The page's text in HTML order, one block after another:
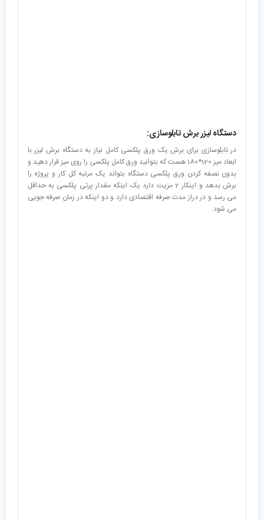
دستگاه لیزر برش تابلوسازی:
در تابلوسازی برای برش یک ورق پلکسی کامل نیاز به دستگاه برش لیزر با
ابعاد میز 120*180 هست که بتوانید ورق کامل پلکسی را روی میز قرار دهید و
بدون نصفه کردن ورق پلکسی دستگاه بتواند یک مرتبه کل کار و پروژه را
برش بدهد و اینکار 2 مزیت دارد یک اینکه مقدار پرتی پلکسی به حداقل
می رسد و در دراز مدت صرفه اقتصادی دارد و دو اینکه در زمان صرفه جویی
می شود.